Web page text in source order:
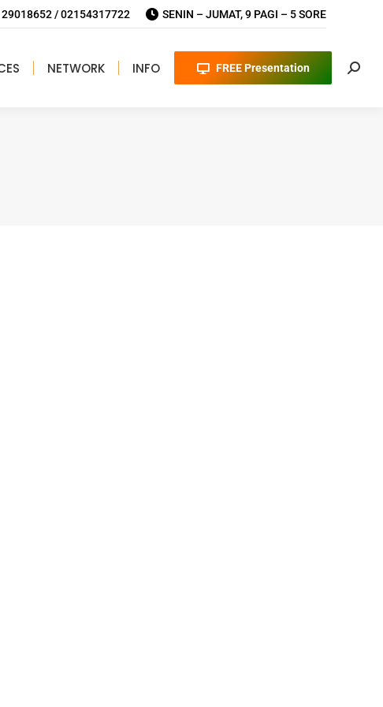
/ 02154317722 SENIN – JUMAT, 9 PAGI – 5 SORE
NETWORK INFO FREE Presentation